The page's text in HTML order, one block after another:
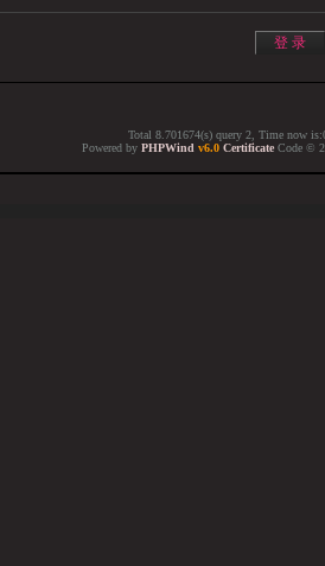
Total 8.701674(s) query 2, Time now
Powered by PHPWind v6.0 Certificate Code ©